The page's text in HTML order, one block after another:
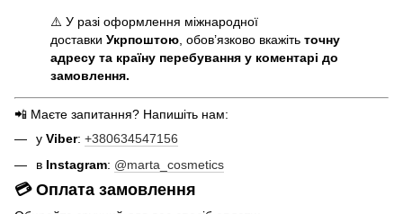
⚠️ У разі оформлення міжнародної
доставки Укрпоштою, обов’язково вкажіть точну
адресу та країну перебування у коментарі до
замовлення.
📲 Маєте запитання? Напишіть нам:
у Viber: +380634547156
в Instagram: @marta_cosmetics
💳 Оплата замовлення